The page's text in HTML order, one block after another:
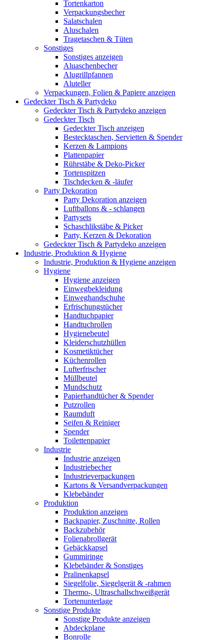
Tortenkarton
Verpackungsbecher
Salatschalen
Aluschalen
Tragetaschen & Tüten
Sonstiges
Sonstiges anzeigen
Aluaschenbecher
Alugrillpfannen
Aluteller
Verpackungen, Folien & Papiere anzeigen
Gedeckter Tisch & Partydeko
Gedeckter Tisch & Partydeko anzeigen
Gedeckter Tisch
Gedeckter Tisch anzeigen
Bestecktaschen, Servietten & Spender
Kerzen & Lampions
Plattenpapier
Rührstäbe & Deko-Picker
Tortenspitzen
Tischdecken & -läufer
Party Dekoration
Party Dekoration anzeigen
Luftballons & - schlangen
Partysets
Schaschlikstäbe & Picker
Party, Kerzen & Dekoration
Gedeckter Tisch & Partydeko anzeigen
Industrie, Produktion & Hygiene
Industrie, Produktion & Hygiene anzeigen
Hygiene
Hygiene anzeigen
Einwegbekleidung
Einweghandschuhe
Erfrischungstücher
Handtuchpapier
Handtuchrollen
Hygienebeutel
Kleiderschutzhüllen
Kosmetiktücher
Küchenrollen
Lufterfrischer
Müllbeutel
Mundschutz
Papierhandtücher & Spender
Putzrollen
Raumduft
Seifen & Reiniger
Spender
Toilettenpapier
Industrie
Industrie anzeigen
Industriebecher
Industrieverpackungen
Kartons & Versandverpackungen
Klebebänder
Produktion
Produktion anzeigen
Backpapier, Zuschnitte, Rollen
Backzubehör
Folienabrollgerät
Gebäckkapsel
Gummiringe
Klebebänder & Sonstiges
Pralinenkapsel
Siegelfolie, Siegelgerät & -rahmen
Thermo-, Ultraschallschweißgerät
Tortenunterlage
Sonstige Produkte
Sonstige Produkte anzeigen
Abdeckplane
Bonrolle